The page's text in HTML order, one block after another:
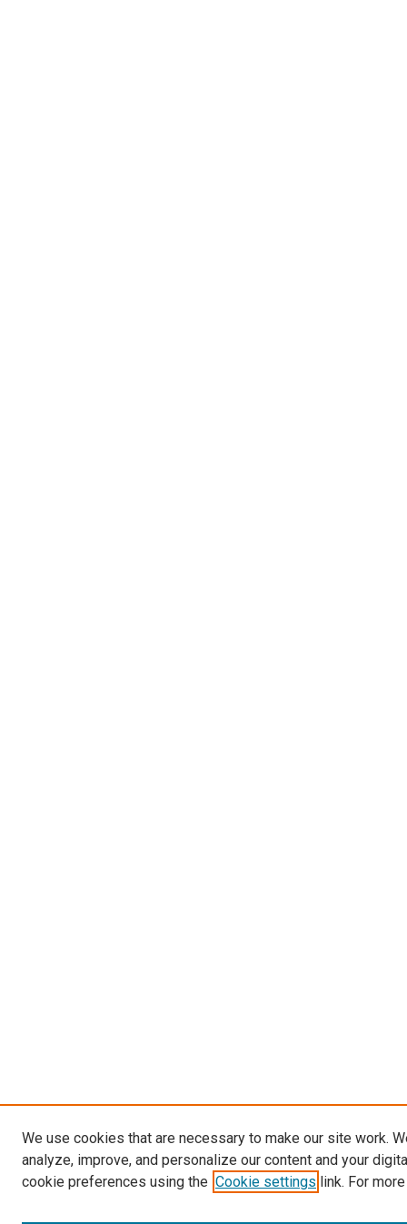
We use cookies that are necessary to make our site work.
analyze, improve, and personalize our content and your
cookie preferences using the Cookie settings link. For